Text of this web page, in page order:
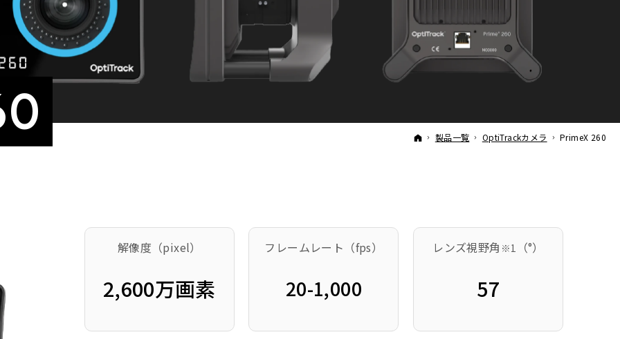
ホーム
製品一覧 OptiTrackカメラ PrimeX 260
解像度（pixel）
2,600万画素
フレームレート（fps）
20-1,000
レンズ視野角 ※1 （°）
57